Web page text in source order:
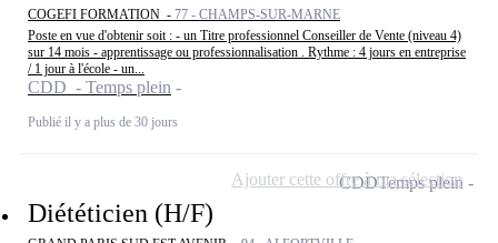
COGEFI FORMATION - 77 - CHAMPS-SUR-MARNE
Poste en vue d'obtenir soit : - un Titre professionnel Conseiller de Vente (niveau 4)
sur 14 mois - apprentissage ou professionnalisation . Rythme : 4 jours en entreprise
/ 1 jour à l'école - un...
CDD - Temps plein
Publié il y a plus de 30 jours
Diététicien (H/F)
CDDTemps plein
Ajouter cette offre à ma sélection